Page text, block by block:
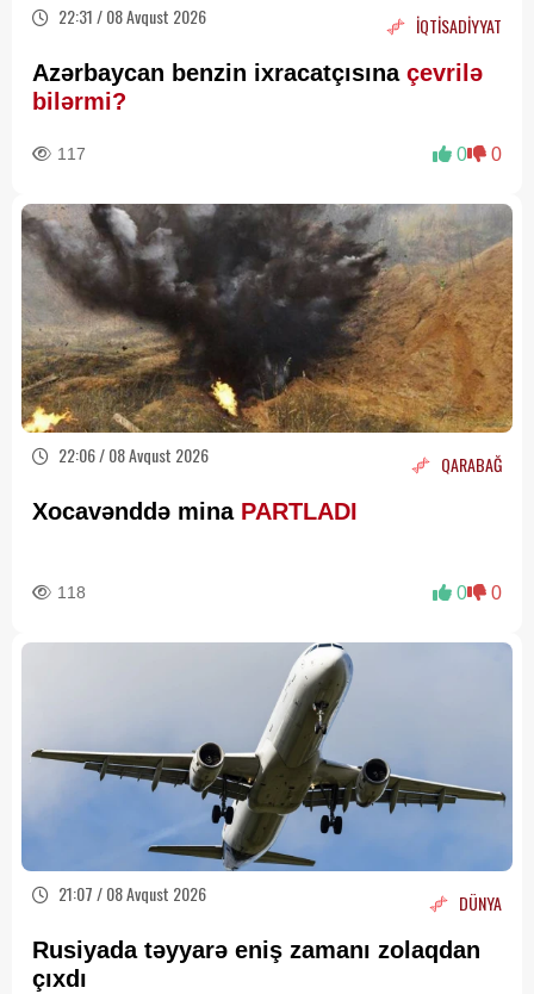
22:31 / 08 Avqust 2026 İQTİSADİYYAT
Azərbaycan benzin ixracatçısınaçevrilə
bilərmi?
117 0 0
22:06 / 08 Avqust 2026 QARABAĞ
Xocavənddə mina PARTLADI
118 0 0
21:07 / 08 Avqust 2026 DÜNYA
Rusiyada təyyarə eniş zamanı zolaqdan
çıxdı